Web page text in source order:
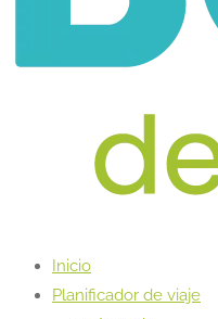
Inicio
Planificador de viaje